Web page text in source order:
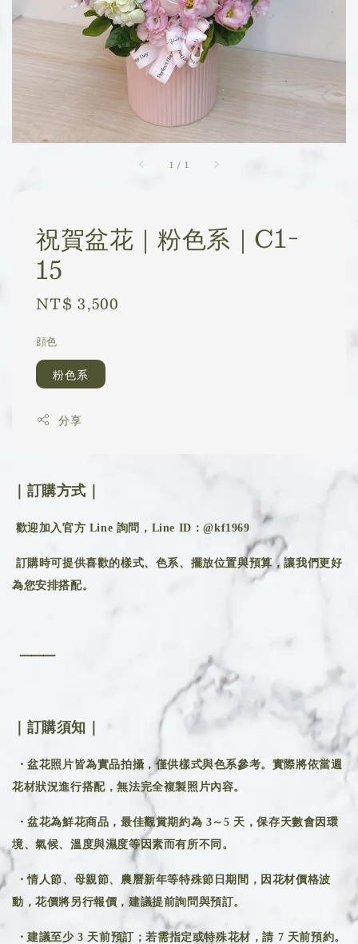
1 / 1
祝賀盆花｜粉色系｜C1-
15
Regular
NT$ 3,500
顔色
粉色系
分享
｜訂購方式｜
歡迎加入官方 Line 詢問，Line ID：@kf1969
訂購時可提供喜歡的樣式、色系、擺放位置與預算，讓我們更好
為您安排搭配。
⸻
｜訂購須知｜
・盆花照片皆為實品拍攝，僅供樣式與色系參考。實際將依當週
花材狀況進行搭配，無法完全複製照片內容。
・盆花為鮮花商品，最佳觀賞期約為 3～5 天，保存天數會因環
境、氣候、溫度與濕度等因素而有所不同。
・情人節、母親節、農曆新年等特殊節日期間，因花材價格波
動，花價將另行報價，建議提前詢問與預訂。
・建議至少 3 天前預訂；若需指定或特殊花材，請 7 天前預約。